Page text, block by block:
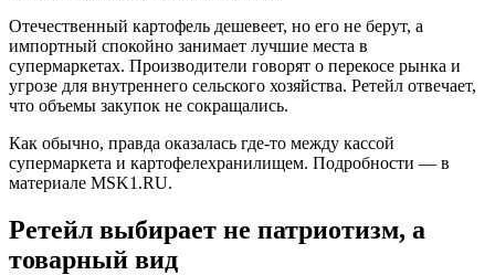
Отечественный картофель дешевеет, но его не берут, а
импортный спокойно занимает лучшие места в
супермаркетах. Производители говорят о перекосе рынка и
угрозе для внутреннего сельского хозяйства. Ретейл отвечает,
что объемы закупок не сокращались.
Как обычно, правда оказалась где-то между кассой
супермаркета и картофелехранилищем. Подробности — в
материале MSK1.RU.
Ретейл выбирает не патриотизм, а
товарный вид